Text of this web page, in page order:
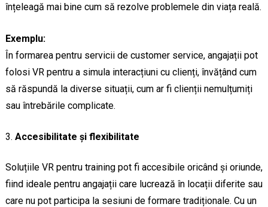
înțeleagă mai bine cum să rezolve problemele din viața reală.
Exemplu:
În formarea pentru servicii de customer service, angajații pot
folosi VR pentru a simula interacțiuni cu clienți, învățând cum
să răspundă la diverse situații, cum ar fi clienții nemulțumiți
sau întrebările complicate.
Accesibilitate și flexibilitate
Soluțiile VR pentru training pot fi accesibile oricând și oriunde,
fiind ideale pentru angajații care lucrează în locații diferite sau
care nu pot participa la sesiuni de formare tradiționale. Cu un